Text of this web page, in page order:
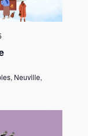
Neuville,